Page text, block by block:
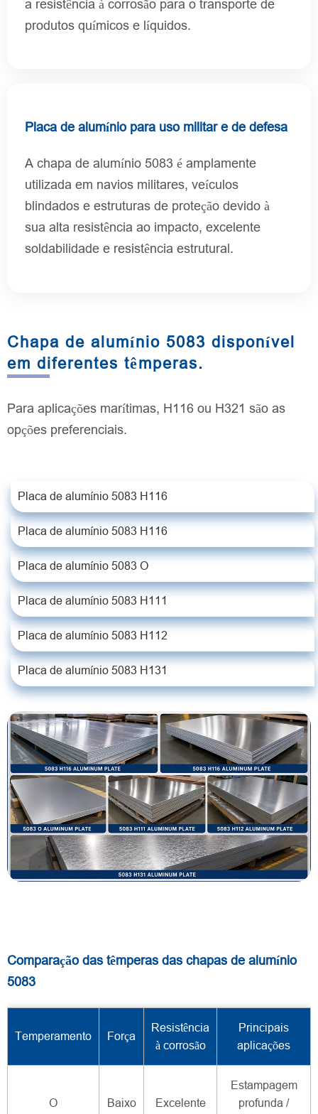
a resistência à corrosão para o transporte de
produtos químicos e líquidos.
Placa de alumínio para uso militar e de defesa
A chapa de alumínio 5083 é amplamente
utilizada em navios militares, veículos
blindados e estruturas de proteção devido à
sua alta resistência ao impacto, excelente
soldabilidade e resistência estrutural.
Chapa de alumínio 5083 disponível
em diferentes têmperas.
Para aplicações marítimas, H116 ou H321 são as
opções preferenciais.
Placa de alumínio 5083 H116
Placa de alumínio 5083 H116
Placa de alumínio 5083 O
Placa de alumínio 5083 H111
Placa de alumínio 5083 H112
Placa de alumínio 5083 H131
Comparação das têmperas das chapas de alumínio
5083
Temperamento Força
Resistência
à corrosão
Principais
aplicações
O Baixo Excelente
Estampagem
profunda /